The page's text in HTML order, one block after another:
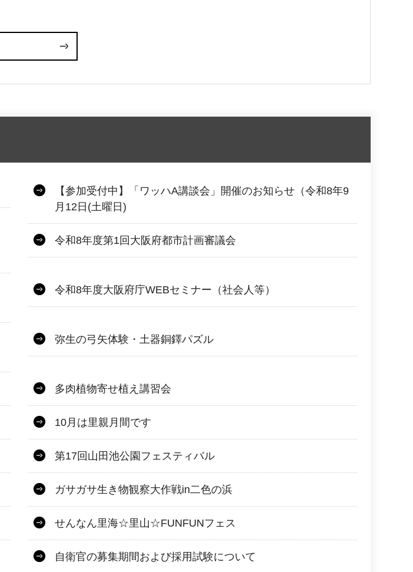
【参加受付中】「ワッハA講談会」開催のお知らせ（令和8年9
月12日(土曜日)
令和8年度第1回大阪府都市計画審議会
令和8年度大阪府庁WEBセミナー（社会人等）
弥生の弓矢体験・土器銅鐸パズル
多肉植物寄せ植え講習会
10月は里親月間です
第17回山田池公園フェスティバル
ガサガサ生き物観察大作戦in二色の浜
せんなん里海☆里山☆FUNFUNフェス
自衛官の募集期間および採用試験について